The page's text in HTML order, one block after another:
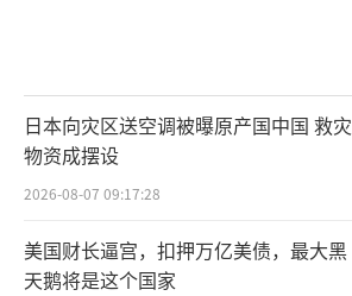
日本向灾区送空调被曝原产国中国 救灾
物资成摆设
2026-08-07 09:17:28
美国财长逼宫，扣押万亿美债，最大黑
天鹅将是这个国家